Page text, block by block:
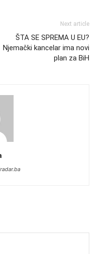
Next article
ŠTA SE SPREMA U EU?
Njemački kancelar ima novi
plan za BiH